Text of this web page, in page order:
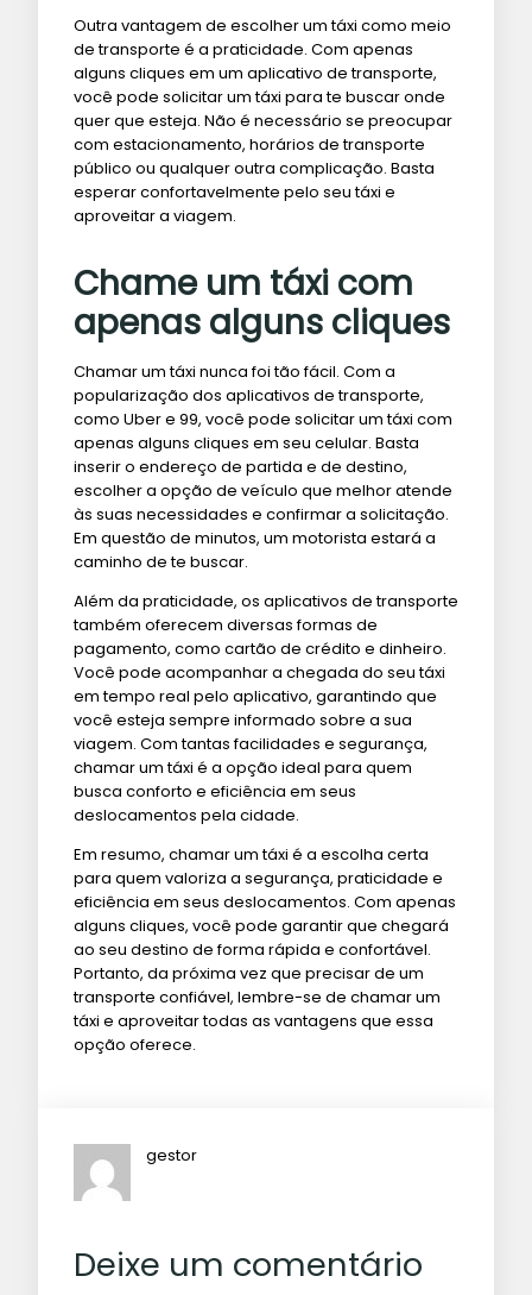
Outra vantagem de escolher um táxi como meio
de transporte é a praticidade. Com apenas
alguns cliques em um aplicativo de transporte,
você pode solicitar um táxi para te buscar onde
quer que esteja. Não é necessário se preocupar
com estacionamento, horários de transporte
público ou qualquer outra complicação. Basta
esperar confortavelmente pelo seu táxi e
aproveitar a viagem.
Chame um táxi com
apenas alguns cliques
Chamar um táxi nunca foi tão fácil. Com a
popularização dos aplicativos de transporte,
como Uber e 99, você pode solicitar um táxi com
apenas alguns cliques em seu celular. Basta
inserir o endereço de partida e de destino,
escolher a opção de veículo que melhor atende
às suas necessidades e confirmar a solicitação.
Em questão de minutos, um motorista estará a
caminho de te buscar.
Além da praticidade, os aplicativos de transporte
também oferecem diversas formas de
pagamento, como cartão de crédito e dinheiro.
Você pode acompanhar a chegada do seu táxi
em tempo real pelo aplicativo, garantindo que
você esteja sempre informado sobre a sua
viagem. Com tantas facilidades e segurança,
chamar um táxi é a opção ideal para quem
busca conforto e eficiência em seus
deslocamentos pela cidade.
Em resumo, chamar um táxi é a escolha certa
para quem valoriza a segurança, praticidade e
eficiência em seus deslocamentos. Com apenas
alguns cliques, você pode garantir que chegará
ao seu destino de forma rápida e confortável.
Portanto, da próxima vez que precisar de um
transporte confiável, lembre-se de chamar um
táxi e aproveitar todas as vantagens que essa
opção oferece.
gestor
Deixe um comentário